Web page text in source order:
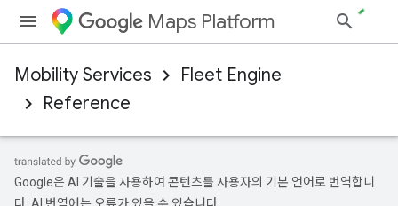
Maps Platform
Mobility Services
Fleet Engine
Reference
Google은 AI 기술을 사용하여 콘텐츠를 사용자의 기본 언어로 번역합니